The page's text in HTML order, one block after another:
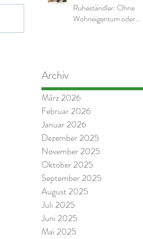
Ruheständler: Ohne
Wohneigentum oder
Archiv
März 2026
Februar 2026
Januar 2026
Dezember 2025
November 2025
Oktober 2025
September 2025
August 2025
Juli 2025
Juni 2025
Mai 2025